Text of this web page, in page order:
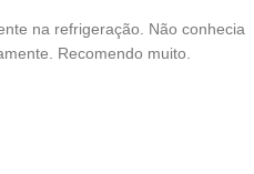
na refrigeração. Não conhecia
Recomendo muito.